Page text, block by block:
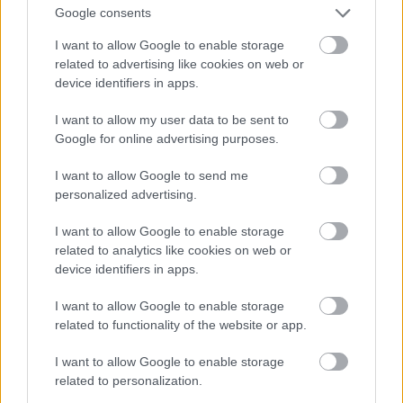
Google consents
I want to allow Google to enable storage
related to advertising like cookies on web or
device identifiers in apps.
I want to allow my user data to be sent to
Google for online advertising purposes.
I want to allow Google to send me
personalized advertising.
I want to allow Google to enable storage
related to analytics like cookies on web or
device identifiers in apps.
I want to allow Google to enable storage
related to functionality of the website or app.
I want to allow Google to enable storage
related to personalization.
Az előadás manuális bravúr. A díszlet és a jelmez
egy kézben van: Peter Pabst fantáziája és
alkalmazkodókészsége egyaránt fenomenális. Ezt
így csak a salzburgi nagy színpad méretarányainak
maximális bekalkulálásával lehet megcsinálni. A
szólisták teljesítménye magas színvonalú, de nem
maximális. Az alkatok mindenesetre stimmelnek;
elviselhetetlen ugyanis, ha kiérdemesült matróna-
főszerepeket. Egy "fölmérés" kimutatta, hogy A
rózsalovag szereplői közül a librettó szerint Octavian
tizenhét, a Tábornagyné valamivel több, mint
harminc, Ochs harmincöt éves. Ehhez képest minden
szereposztás elaggott - mint az operaelőadásokon
való közelítés alól. Adrianne Pieczonka még virágzó,
karcsú, az elmúlás melankóliáját belülről, negéd
szerepben valaki affektáltan énekel vagy játszik,
bánatos mozdulatokat tesz, vagy önsajnálatában